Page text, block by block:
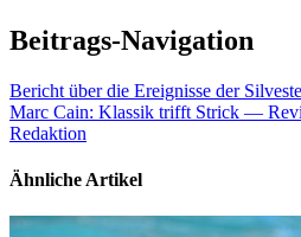
Beitrags-Navigation
Bericht über die Ereignisse der
Marc Cain: Klassik trifft Strick —
Redaktion
Ähnliche Artikel